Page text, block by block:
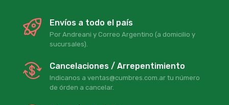
Envíos a todo el país
Por Andreani y Correo Argentino (a domicilio y
sucursales).
Cancelaciones / Arrepentimiento
Indicanos a ventas@cumbres.com.ar tu número
de órden a cancelar.